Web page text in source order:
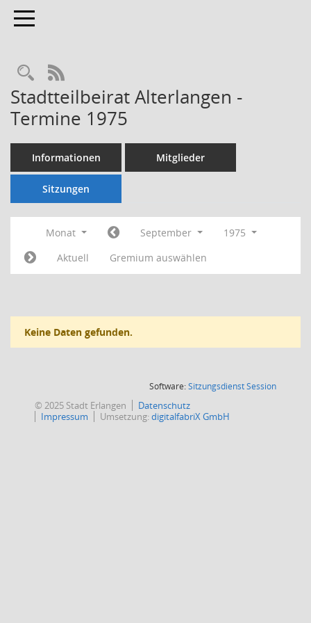
Toggle navigation
Rechercheauswahl
RSS-Feed
Stadtteilbeirat Alterlangen -
Termine 1975
Informationen Mitglieder
Sitzungen
Monat September
1975
Aktuell
Gremium auswählen
Keine Daten gefunden.
Software:SitzungsdienstSession(Wird in
© 2025 Stadt Erlangen
Datenschutz
Impressum
Umsetzung:digitalfabriX GmbH